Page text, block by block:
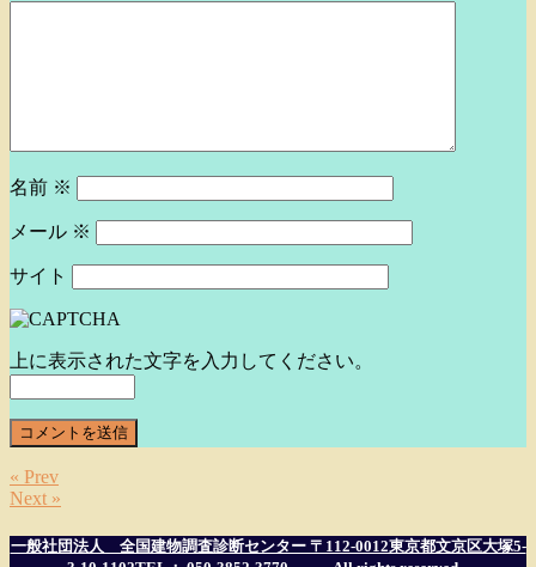
名前 ※
メール ※
サイト
上に表示された文字を入力してください。
« Prev
Next »
一般社団法人 全国建物調査診断センター 〒112-0012東京都文京区大塚5-